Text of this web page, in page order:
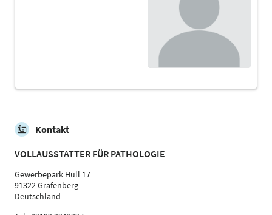
Kontakt
VOLLAUSSTATTER FÜR PATHOLOGIE
Gewerbepark Hüll 17
91322 Gräfenberg
Deutschland